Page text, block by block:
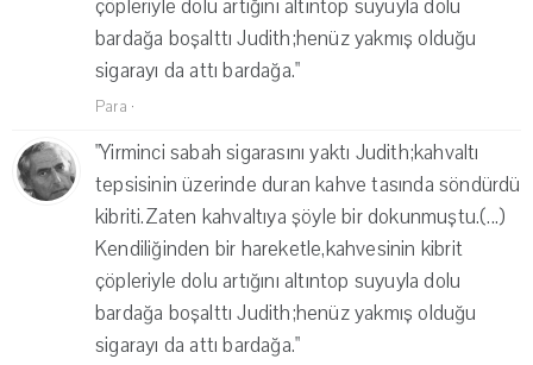
çöpleriyle dolu artığını altıntop suyuyla dolu
bardağa boşalttı Judith;henüz yakmış olduğu
sigarayı da attı bardağa."
Para ·
"Yirminci sabah sigarasını yaktı Judith;kahvaltı
tepsisinin üzerinde duran kahve tasında söndürdü
kibriti.Zaten kahvaltıya şöyle bir dokunmuştu.(...)
Kendiliğinden bir hareketle,kahvesinin kibrit
çöpleriyle dolu artığını altıntop suyuyla dolu
bardağa boşalttı Judith;henüz yakmış olduğu
sigarayı da attı bardağa."